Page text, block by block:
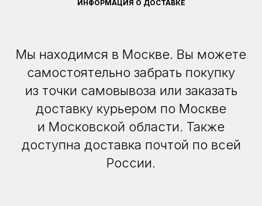
ИНФОРМАЦИЯ О ДОСТАВКЕ
Мы находимся в Москве. Вы можете
самостоятельно забрать покупку
из точки самовывоза или заказать
доставку курьером по Москве
и Московской области. Также
доступна доставка почтой по всей
России.